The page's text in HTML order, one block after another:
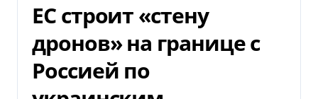
ЕС строит «стену
дронов» на границе с
Россией по